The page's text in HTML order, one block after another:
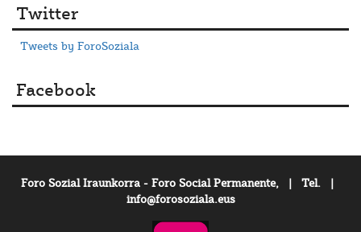
Twitter
Tweets by ForoSoziala
Facebook
Foro Sozial Iraunkorra - Foro Social Permanente, | Tel. |
info@forosoziala.eus